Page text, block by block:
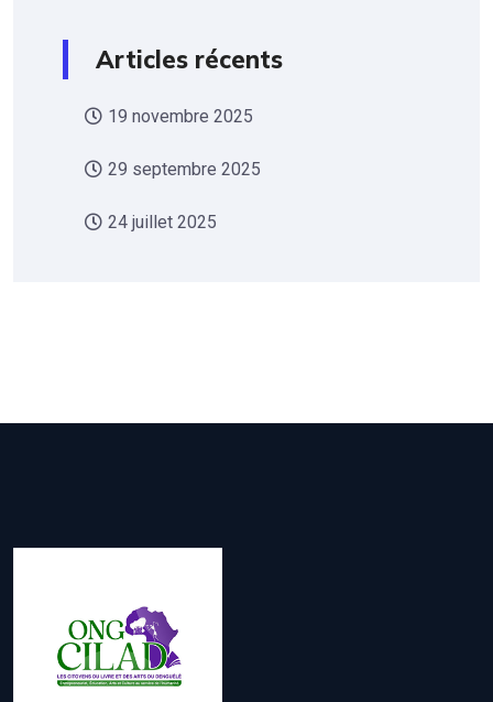
Articles récents
19 novembre 2025
29 septembre 2025
24 juillet 2025